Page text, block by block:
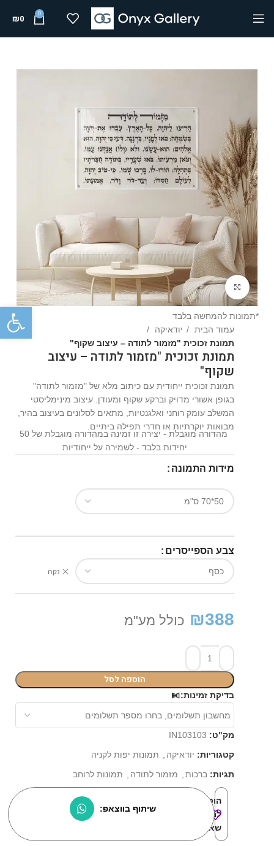
0
₪0
Click to enlarge
*תמונות להמחשה בלבד
עמוד הבית
יודאיקה
תמונת זכוכית "מזמור לתודה – עיצוב שקוף"
תמונת זכוכית "מזמור לתודה – עיצוב
שקוף"
תמונת זכוכית ייחודית עם כיתוב מלא של "מזמור לתודה"
בגופן אשורי מדויק וברקע שקוף ומעודן. עיצוב מינימליסטי
המשלב עומק רוחני ואלגנטיות, מתאים לסלונים בעיצוב בהיר,
מבואות יוקרתיות או חדרי תפילה ביתיים.
מהדורה מוגבלת - יצירה זו זמינה במהדורה מוגבלת של 50
יחידות בלבד - לשמירה על ייחודיות
מידות התמונה
צבע הספייסרים
נקה
₪388 כולל מע"מ
הוספה לסל
בדיקת זמינות:⏳
מק"ט: IN103103
קטגוריות: יודאיקה
תמונות יפות לקניה
תגיות: ברכות מזמור לתודה תמונות לרוחב
הוסף
למוצרים
שאהבתי:
שיתוף בווצאפ: